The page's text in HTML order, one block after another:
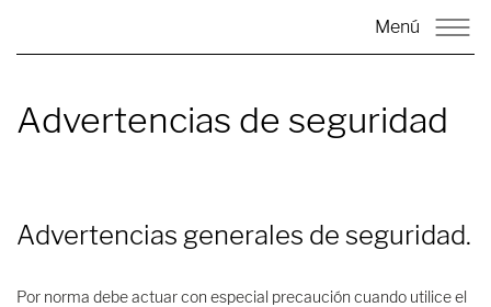
Menú
Advertencias de seguridad
Advertencias generales de seguridad.
Por norma debe actuar con especial precaución cuando utilice el